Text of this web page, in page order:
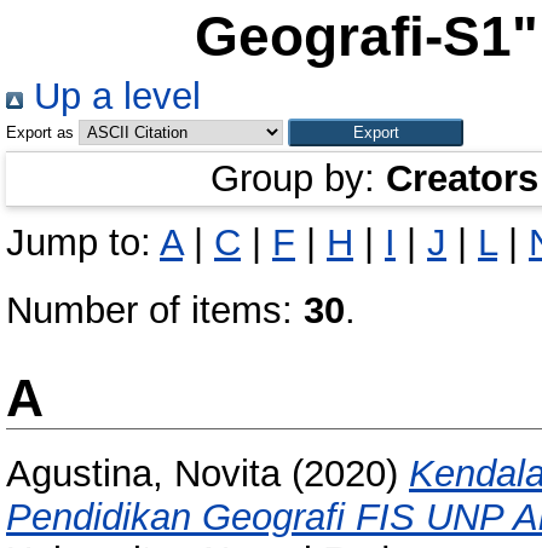
Geografi-
Up a level
Export as
Group by: Creators
Jump to: A| C F H I J L|
Number of items: 30.
A
Agustina, Novita(2020)
Pendidikan Geografi FIS UNP